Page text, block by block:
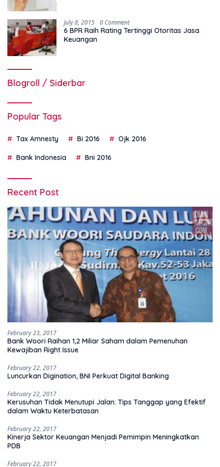
July 8, 2015 0 Comment
6 BPR Raih Rating Tertinggi Otoritas Jasa
Keuangan
Blogroll / Siderbar
Popular Tags
Tax Amnesty Bi 2016 Ojk 2016
Bank Indonesia Bni 2016
Recent Post
February 23, 2017
Bank Woori Raihan 1,2 Miliar Saham dalam Pemenuhan
Kewajiban Right Issue
February 22, 2017
Luncurkan Digination, BNI Perkuat Digital Banking
February 22, 2017
Kerusuhan Tidak Menutupi Jalan: Tips Tanggap yang Efektif
dalam Waktu Keterbatasan
February 22, 2017
Kinerja Sektor Keuangan Menjadi Pemimpin Meningkatkan
PDB
February 22, 2017